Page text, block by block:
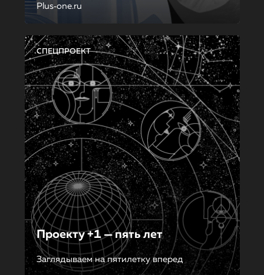
Plus‑one.ru
СПЕЦПРОЕКТ
Проекту +1 — пять лет
Заглядываем на пятилетку вперед